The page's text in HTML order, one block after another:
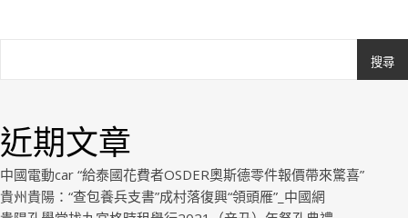
搜尋
近期文章
中國電動car “給泰國花費者OSDER奧斯德零件報價帶來驚喜”
貴州貴陽：“查包養兵支書”成村落復興“領頭雁”_中國網
Royal.